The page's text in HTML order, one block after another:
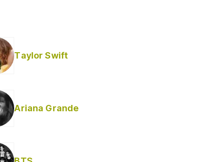
Taylor Swift
Ariana Grande